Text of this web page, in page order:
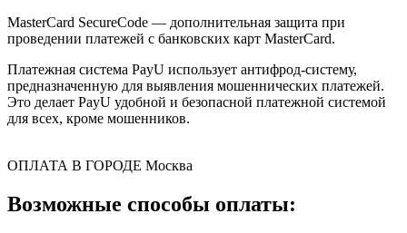
MasterCard SecureCode — дополнительная защита при
проведении платежей с банковских карт MasterCard.
Платежная система PayU использует антифрод-систему,
предназначенную для выявления мошеннических платежей.
Это делает PayU удобной и безопасной платежной системой
для всех, кроме мошенников.
ОПЛАТА В ГОРОДЕ Москва
Возможные способы оплаты: